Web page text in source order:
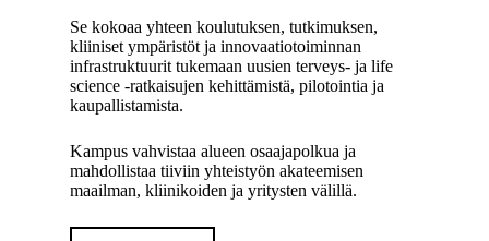
Se kokoaa yhteen koulutuksen, tutkimuksen,
kliiniset ympäristöt ja innovaatiotoiminnan
infrastruktuurit tukemaan uusien terveys‑ ja life
science -ratkaisujen kehittämistä, pilotointia ja
kaupallistamista.
Kampus vahvistaa alueen osaajapolkua ja
mahdollistaa tiiviin yhteistyön akateemisen
maailman, kliinikoiden ja yritysten välillä.